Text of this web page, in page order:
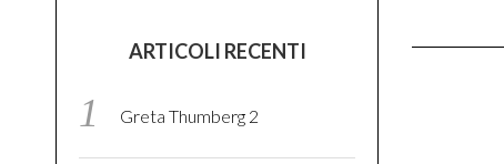
ARTICOLI RECENTI
Greta Thumberg 2